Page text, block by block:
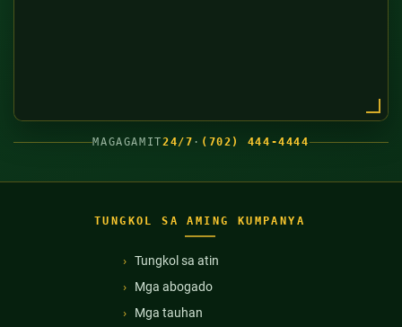
MAGAGAMIT24/7 · (702) 444-4444
TUNGKOL SA AMING KUMPANYA
Tungkol sa atin
Mga abogado
Mga tauhan